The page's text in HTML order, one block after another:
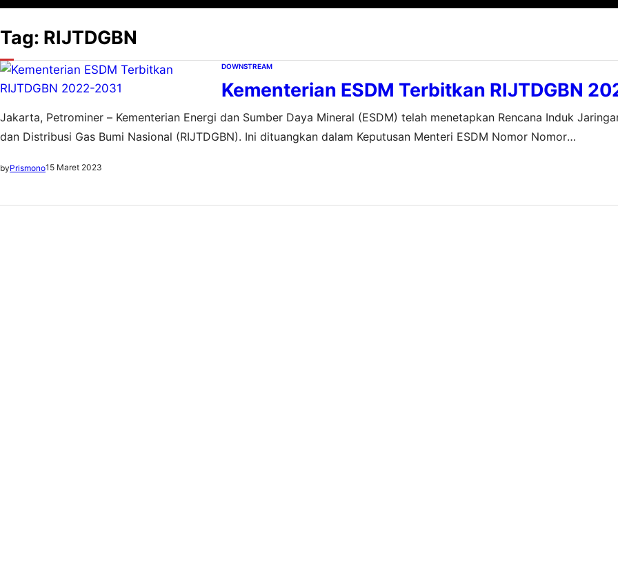
Tag: RIJTDGBN
DOWNSTREAM
Kementerian ESDM Terbitkan RIJTDGBN
Jakarta, Petrominer – Kementerian Energi dan Sumber Daya Mineral (ESDM) telah menetapkan Rencana Induk
dan Distribusi Gas Bumi Nasional (RIJTDGBN). Ini dituangkan dalam Keputusan Menteri ESDM Nomor Nomor
RIJTDGBN tersebut merupakan dukungan Pemerintah dalam rangka perbaikan pembangunan dan pengembangan
byPrismono15 Maret 2023